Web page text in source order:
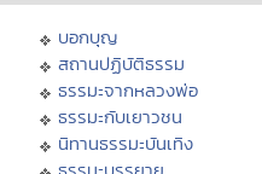
บอกบุญ
สถานปฏิบัติธรรม
ธรรมะจากหลวงพ่อ
ธรรมะกับเยาวชน
นิทานธรรมะบันเทิง